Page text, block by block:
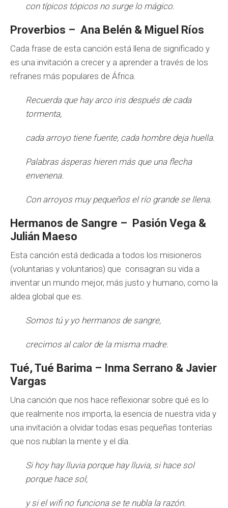
con típicos tópicos no surge lo mágico.
Proverbios – Ana Belén & Miguel Ríos
Cada frase de esta canción está llena de significado y
es una invitación a crecer y a aprender a través de los
refranes más populares de África.
Recuerda que hay arco iris después de cada
tormenta,
cada arroyo tiene fuente, cada hombre deja huella.
Palabras ásperas hieren más que una flecha
envenena.
Con arroyos muy pequeños el río grande se llena.
Hermanos de Sangre – Pasión Vega &
Julián Maeso
Esta canción está dedicada a todos los misioneros
(voluntarias y voluntarios) que consagran su vida a
inventar un mundo mejor, más justo y humano, como la
aldea global que es.
Somos tú y yo hermanos de sangre,
crecimos al calor de la misma madre.
Tué, Tué Barima – Inma Serrano & Javier
Vargas
Una canción que nos hace reflexionar sobre qué es lo
que realmente nos importa, la esencia de nuestra vida y
una invitación a olvidar todas esas pequeñas tonterías
que nos nublan la mente y el día.
Si hoy hay lluvia porque hay lluvia, si hace sol
porque hace sol,
y si el wifi no funciona se te nubla la razón.